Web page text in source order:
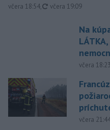
včera 18:54, aktualizované
včera 19:09
Na
včera 18:23
včera